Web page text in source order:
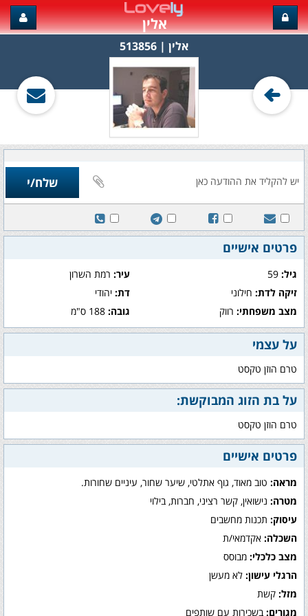
אלין
אלין‏ | 513856
פרטים אישיים
גיל: עיר:רמת השרון
זיקה לדת: חילוני דת:יהודי
מצב משפחתי: רווק גובה:188 ס"מ
על עצמי
טרם הוזן טקסט
על בת הזוג המבוקשת:
טרם הוזן טקסט
פרטים אישיים
מראה: טוב מאוד, גוף אתלטי, שיער שחור, עיניים שחורות.
מטרה: נישואין, קשר רציני, חברות, בילוי
עיסוק: תכנות מחשבים
השכלה: אקדמאי/ת
מצב כלכלי: מבוסס
הרגלי עישון: לא מעשן
מזל: קשת
מגורים: בשכירות עם שותפים